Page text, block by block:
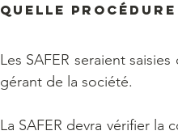
Quelle
Les SAFER seraient
gérant de la société.
La SAFER devra vérifier